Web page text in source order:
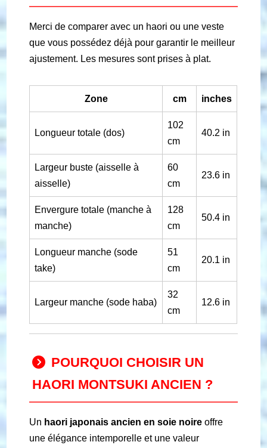
Merci de comparer avec un haori ou une veste
que vous possédez déjà pour garantir le meilleur
ajustement. Les mesures sont prises à plat.
Zone cm inches
Longueur totale (dos)
102
cm
40.2 in
Largeur buste (aisselle à
aisselle)
60
cm
23.6 in
Envergure totale (manche à
manche)
128
cm
50.4 in
Longueur manche (sode
take)
51
cm
20.1 in
Largeur manche (sode haba)
32
cm
12.6 in
POURQUOI CHOISIR UN
HAORI MONTSUKI ANCIEN ?
Un haori japonais ancien en soie noire offre
une élégance intemporelle et une valeur